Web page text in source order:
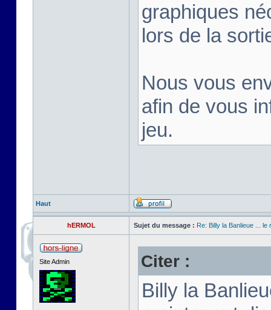
graphiques
lors de la
Nous vous
afin de vous
jeu.
Haut
hERMOL Sujet du message : Re: Billy la Banlieue ... le
Site Admin Citer :
Billy la